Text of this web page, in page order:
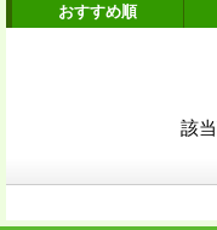
おすすめ順
該